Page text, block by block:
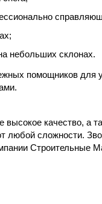
небольших склонах.
помощников для
качество, а
сложности.